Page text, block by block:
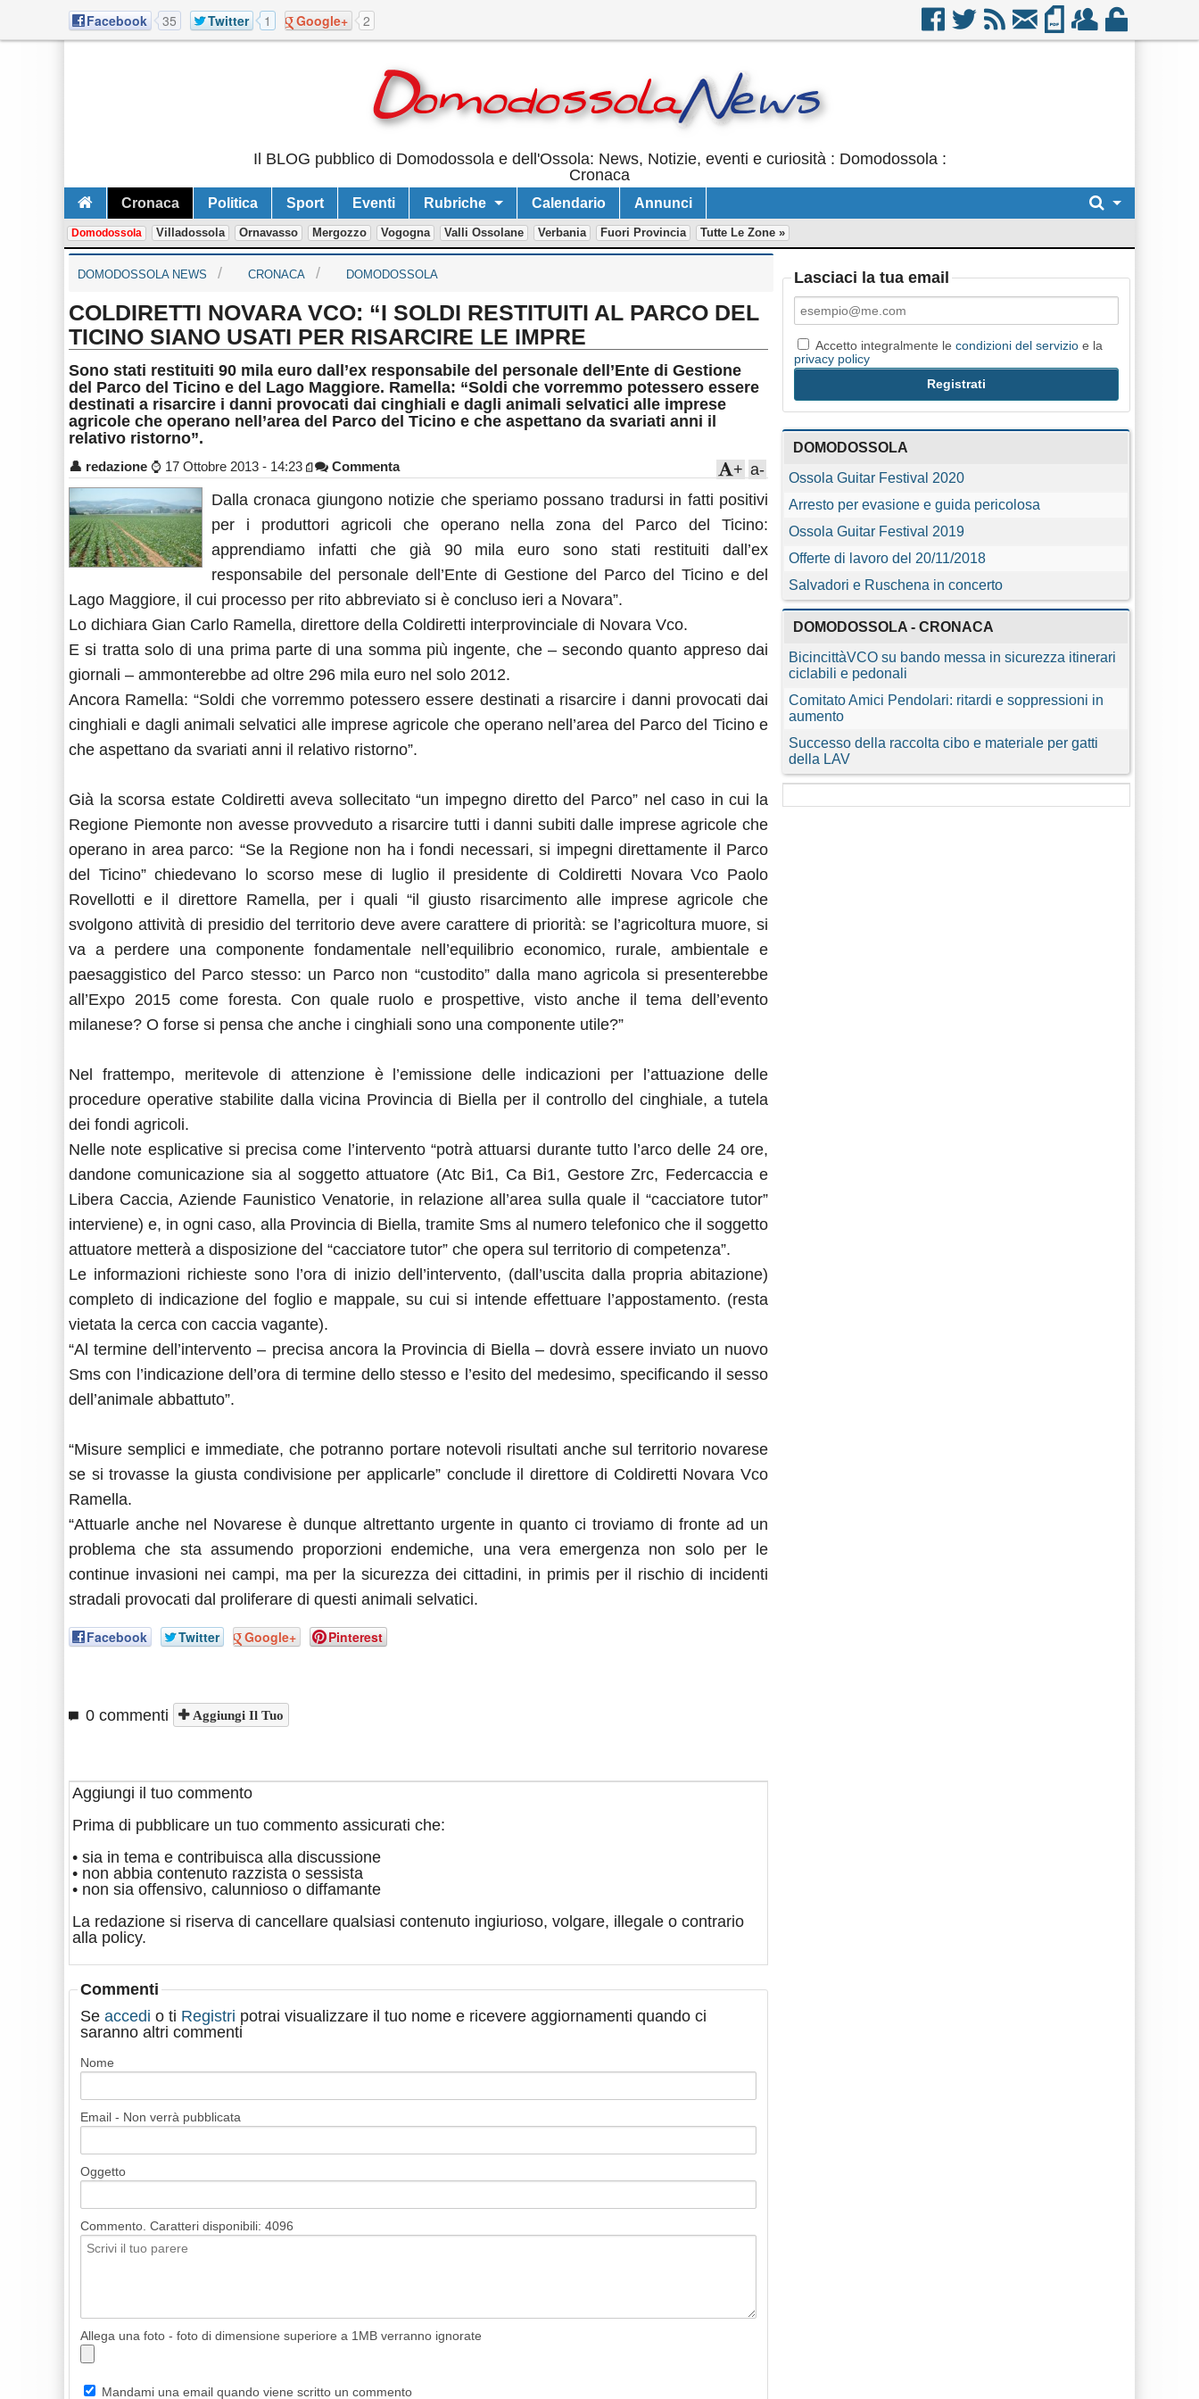
Facebook 35 Twitter 1 Google+ 2
Il BLOG pubblico di Domodossola e dell'Ossola: News, Notizie, eventi e curiosità : Domodossola :
Cronaca
Cronaca Politica Sport Eventi Rubriche Calendario Annunci
Domodossola Villadossola Ornavasso Mergozzo Vogogna Valli Ossolane Verbania Fuori Provincia Tutte Le Zone »
DOMODOSSOLA NEWS CRONACA DOMODOSSOLA
COLDIRETTI NOVARA VCO: “I SOLDI RESTITUITI AL PARCO DEL
TICINO SIANO USATI PER RISARCIRE LE IMPRE
Sono stati restituiti 90 mila euro dall’ex responsabile del personale dell’Ente di Gestione
del Parco del Ticino e del Lago Maggiore. Ramella: “Soldi che vorremmo potessero essere
destinati a risarcire i danni provocati dai cinghiali e dagli animali selvatici alle imprese
agricole che operano nell’area del Parco del Ticino e che aspettano da svariati anni il
relativo ristorno”.
👤 redazione ⌚ 17 Ottobre 2013 - 14:23 Commenta a-
+
Dalla cronaca giungono notizie che speriamo possano tradursi in fatti positivi
per i produttori agricoli che operano nella zona del Parco del Ticino:
apprendiamo infatti che già 90 mila euro sono stati restituiti dall’ex
responsabile del personale dell’Ente di Gestione del Parco del Ticino e del
Lago Maggiore, il cui processo per rito abbreviato si è concluso ieri a Novara”.
Lo dichiara Gian Carlo Ramella, direttore della Coldiretti interprovinciale di Novara Vco.
E si tratta solo di una prima parte di una somma più ingente, che – secondo quanto appreso dai
giornali – ammonterebbe ad oltre 296 mila euro nel solo 2012.
Ancora Ramella: “Soldi che vorremmo potessero essere destinati a risarcire i danni provocati dai
cinghiali e dagli animali selvatici alle imprese agricole che operano nell’area del Parco del Ticino e
che aspettano da svariati anni il relativo ristorno”.
Già la scorsa estate Coldiretti aveva sollecitato “un impegno diretto del Parco” nel caso in cui la
Regione Piemonte non avesse provveduto a risarcire tutti i danni subiti dalle imprese agricole che
operano in area parco: “Se la Regione non ha i fondi necessari, si impegni direttamente il Parco
del Ticino” chiedevano lo scorso mese di luglio il presidente di Coldiretti Novara Vco Paolo
Rovellotti e il direttore Ramella, per i quali “il giusto risarcimento alle imprese agricole che
svolgono attività di presidio del territorio deve avere carattere di priorità: se l’agricoltura muore, si
va a perdere una componente fondamentale nell’equilibrio economico, rurale, ambientale e
paesaggistico del Parco stesso: un Parco non “custodito” dalla mano agricola si presenterebbe
all’Expo 2015 come foresta. Con quale ruolo e prospettive, visto anche il tema dell’evento
milanese? O forse si pensa che anche i cinghiali sono una componente utile?”
Nel frattempo, meritevole di attenzione è l’emissione delle indicazioni per l’attuazione delle
procedure operative stabilite dalla vicina Provincia di Biella per il controllo del cinghiale, a tutela
dei fondi agricoli.
Nelle note esplicative si precisa come l’intervento “potrà attuarsi durante tutto l’arco delle 24 ore,
dandone comunicazione sia al soggetto attuatore (Atc Bi1, Ca Bi1, Gestore Zrc, Federcaccia e
Libera Caccia, Aziende Faunistico Venatorie, in relazione all’area sulla quale il “cacciatore tutor”
interviene) e, in ogni caso, alla Provincia di Biella, tramite Sms al numero telefonico che il soggetto
attuatore metterà a disposizione del “cacciatore tutor” che opera sul territorio di competenza”.
Le informazioni richieste sono l’ora di inizio dell’intervento, (dall’uscita dalla propria abitazione)
completo di indicazione del foglio e mappale, su cui si intende effettuare l’appostamento. (resta
vietata la cerca con caccia vagante).
“Al termine dell’intervento – precisa ancora la Provincia di Biella – dovrà essere inviato un nuovo
Sms con l’indicazione dell’ora di termine dello stesso e l’esito del medesimo, specificando il sesso
dell’animale abbattuto”.
“Misure semplici e immediate, che potranno portare notevoli risultati anche sul territorio novarese
se si trovasse la giusta condivisione per applicarle” conclude il direttore di Coldiretti Novara Vco
Ramella.
“Attuarle anche nel Novarese è dunque altrettanto urgente in quanto ci troviamo di fronte ad un
problema che sta assumendo proporzioni endemiche, una vera emergenza non solo per le
continue invasioni nei campi, ma per la sicurezza dei cittadini, in primis per il rischio di incidenti
stradali provocati dal proliferare di questi animali selvatici.
Facebook Twitter Google+ Pinterest
0 commenti Aggiungi Il Tuo
Aggiungi il tuo commento
Prima di pubblicare un tuo commento assicurati che:
• sia in tema e contribuisca alla discussione
• non abbia contenuto razzista o sessista
• non sia offensivo, calunnioso o diffamante
La redazione si riserva di cancellare qualsiasi contenuto ingiurioso, volgare, illegale o contrario
alla policy.
Commenti
Se accedi o ti Registri potrai visualizzare il tuo nome e ricevere aggiornamenti quando ci
saranno altri commenti
Nome
Email - Non verrà pubblicata
Oggetto
Commento. Caratteri disponibili: 4096
Allega una foto - foto di dimensione superiore a 1MB verranno ignorate
Mandami una email quando viene scritto un commento
Lasciaci la tua email
Accetto integralmente lecondizioni del servizio e la
privacy policy
DOMODOSSOLA
Ossola Guitar Festival 2020
Arresto per evasione e guida pericolosa
Ossola Guitar Festival 2019
Offerte di lavoro del 20/11/2018
Salvadori e Ruschena in concerto
DOMODOSSOLA - CRONACA
BicincittàVCO su bando messa in sicurezza itinerari
ciclabili e pedonali
Comitato Amici Pendolari: ritardi e soppressioni in
aumento
Successo della raccolta cibo e materiale per gatti
della LAV